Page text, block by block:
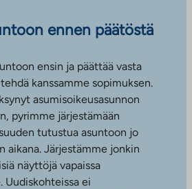
ennen päätöstä
ensin ja päättää vasta
kanssamme sopimuksen.
asumisoikeusasunnon
pyrimme järjestämään
tutustua asuntoon jo
aikana. Järjestämme jonkin
näyttöjä vapaissa
Uudiskohteissa ei